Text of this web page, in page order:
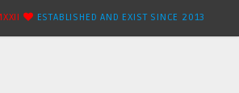
ESTABLISHED AND EXIST SINCE 2013